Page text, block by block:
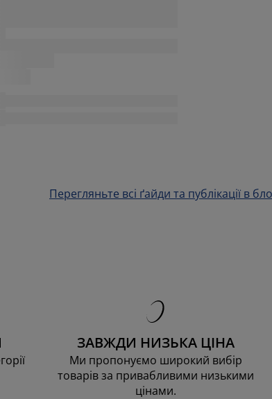
Перегляньте всі ґайди та публікації в
ЗАВЖДИ НИЗЬКА ЦІНА
Ми пропонуємо широкий вибір
товарів за привабливими низькими
цінами.